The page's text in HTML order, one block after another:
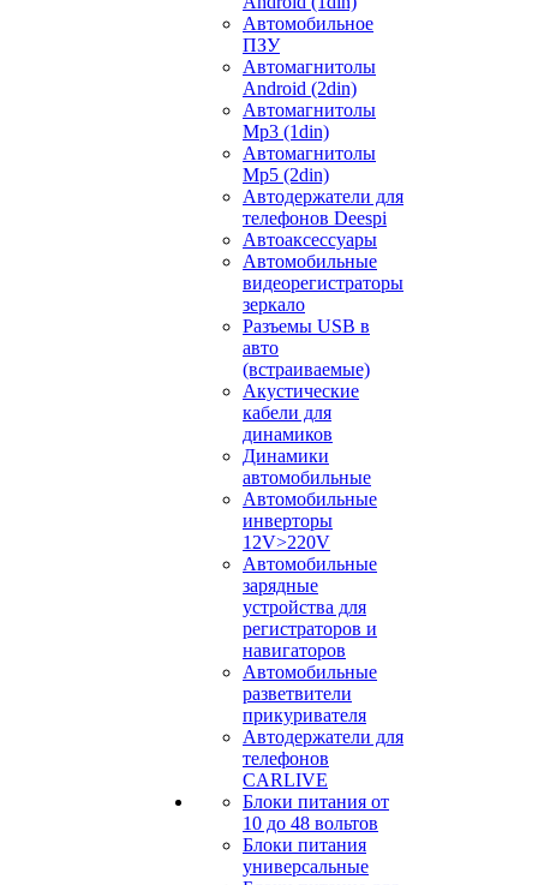
Автомобильное
ПЗУ
Автомагнитолы
Android (2din)
Автомагнитолы
Mp3 (1din)
Автомагнитолы
Mp5 (2din)
Автодержатели для
телефонов Deespi
Автоаксессуары
Автомобильные
видеорегистраторы
зеркало
Разъемы USB в
авто
(встраиваемые)
Акустические
кабели для
динамиков
Динамики
автомобильные
Автомобильные
инверторы
12V>220V
Автомобильные
зарядные
устройства для
регистраторов и
навигаторов
Автомобильные
разветвители
прикуривателя
Автодержатели для
телефонов
CARLIVE
Блоки питания от
10 до 48 вольтов
Блоки питания
универсальные